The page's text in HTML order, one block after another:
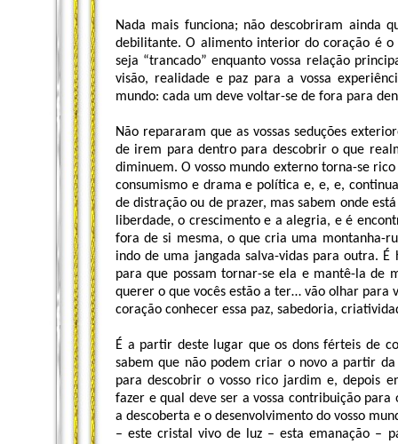
Nada mais funciona; não descobriram ainda
debilitante. O alimento interior do coração é
seja “trancado” enquanto vossa relação
visão, realidade e paz para a vossa
mundo: cada um deve voltar-se de fora para
Não repararam que as vossas seduções
de irem para dentro para descobrir o que
diminuem. O vosso mundo externo torna-se
consumismo e drama e política e, e, e,
de distração ou de prazer, mas sabem onde
liberdade, o crescimento e a alegria, e é
fora de si mesma, o que cria uma montanha-
indo de uma jangada salva-vidas para outra.
para que possam tornar-se ela e mantê-la de
querer o que vocês estão a ter… vão olhar para
coração conhecer essa paz, sabedoria,
É a partir deste lugar que os dons férteis de
sabem que não podem criar o novo a partir
para descobrir o vosso rico jardim e, depois
fazer e qual deve ser a vossa contribuição
a descoberta e o desenvolvimento do vosso
– este cristal vivo de luz – esta emanação –